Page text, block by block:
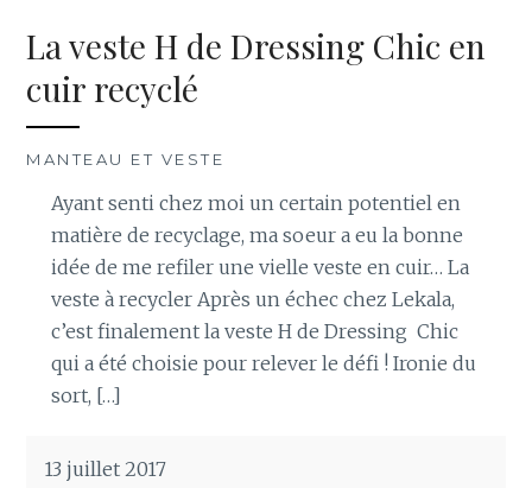
La veste H de Dressing Chic en
cuir recyclé
MANTEAU ET VESTE
Ayant senti chez moi un certain potentiel en
matière de recyclage, ma soeur a eu la bonne
idée de me refiler une vielle veste en cuir… La
veste à recycler Après un échec chez Lekala,
c’est finalement la veste H de Dressing Chic
qui a été choisie pour relever le défi ! Ironie du
sort, […]
13 juillet 2017